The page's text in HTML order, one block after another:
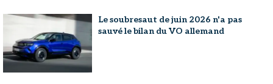
Le soubresaut de juin 2026 n'a pas
sauvé le bilan du VO allemand